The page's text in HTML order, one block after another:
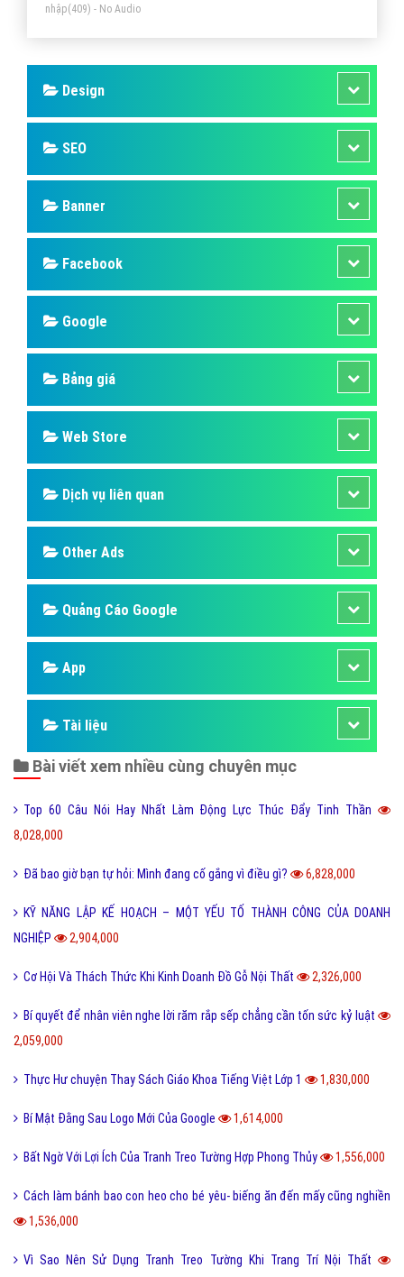
nhập(409) - No Audio
Design
SEO
Banner
Facebook
Google
Bảng giá
Web Store
Dịch vụ liên quan
Other Ads
Quảng Cáo Google
App
Tài liệu
Bài viết xem nhiều cùng chuyên mục
Top 60 Câu Nói Hay Nhất Làm Động Lực Thúc Đẩy Tinh Thần
8,028,000
Đã bao giờ bạn tự hỏi: Mình đang cố gắng vì điều gì? 6,828,000
KỸ NĂNG LẬP KẾ HOẠCH – MỘT YẾU TỐ THÀNH CÔNG CỦA DOANH
NGHIỆP
2,904,000
Cơ Hội Và Thách Thức Khi Kinh Doanh Đồ Gỗ Nội Thất 2,326,000
Bí quyết để nhân viên nghe lời răm rắp sếp chẳng cần tốn sức kỷ luật
2,059,000
Thực Hư chuyện Thay Sách Giáo Khoa Tiếng Việt Lớp 1 1,830,000
Bí Mật Đằng Sau Logo Mới Của Google 1,614,000
Bất Ngờ Với Lợi Ích Của Tranh Treo Tường Hợp Phong Thủy 1,556,000
Cách làm bánh bao con heo cho bé yêu- biếng ăn đến mấy cũng nghiền
1,536,000
Vì Sao Nên Sử Dụng Tranh Treo Tường Khi Trang Trí Nội Thất